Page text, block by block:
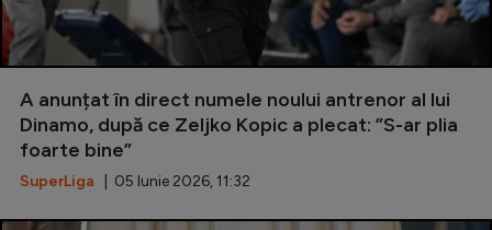
A anunțat în direct numele noului antrenor al lui
Dinamo, după ce Zeljko Kopic a plecat: ”S-ar plia
foarte bine”
SuperLiga | 05 Iunie 2026, 11:32